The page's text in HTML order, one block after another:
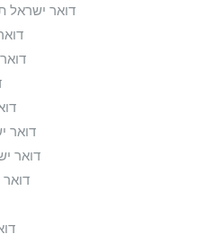
דואר ישראל
דואר
דואר